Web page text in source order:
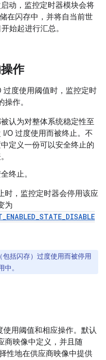
动，监控定时器模块会将
在闪存中，并将自当前世
始起进行汇总。
作
过度使用阈值时，监控定时
作。
认为对整体系统稳定性至
O 过度使用而被终止。不
定义一份可以安全终止的
终止。
时，监控定时器会停用该应
为
包括闪存）过度使用而被停用
。
用阈值和相应操作。默认
商映像中定义，并且随
性地在供应商映像中提供